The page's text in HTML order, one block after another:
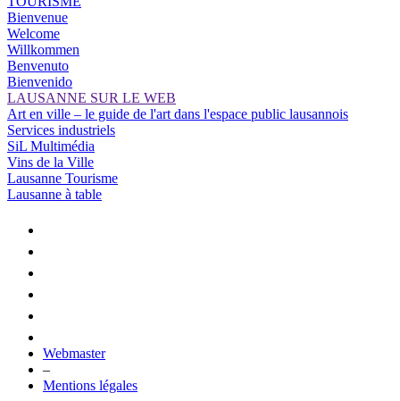
Bienvenue
Welcome
Willkommen
Benvenuto
Bienvenido
LAUSANNE SUR LE WEB
Art en ville – le guide de l'art dans l'espace public lausannois
Services industriels
SiL Multimédia
Vins de la Ville
Lausanne Tourisme
Lausanne à table
Webmaster
–
Mentions légales